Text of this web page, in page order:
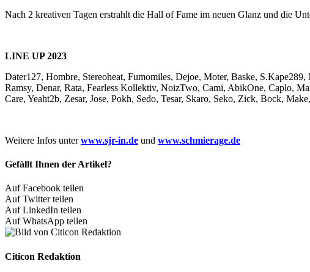
Nach 2 kreativen Tagen erstrahlt die Hall of Fame im neuen Glanz und die
LINE UP 2023
Dater127, Hombre, Stereoheat, Fumomiles, Dejoe, Moter, Baske,
Ramsy, Denar, Rata, Fearless Kollektiv, NoizTwo, Cami, AbikOne, Caplo,
Care, Yeaht2b, Zesar, Jose, Pokh, Sedo, Tesar, Skaro, Seko, Zick, Bock,
Weitere Infos unter www.sjr-in.de und www.schmierage.de
Gefällt Ihnen der Artikel?
Auf Facebook teilen
Auf Twitter teilen
Auf LinkedIn teilen
Auf WhatsApp teilen
Citicon Redaktion